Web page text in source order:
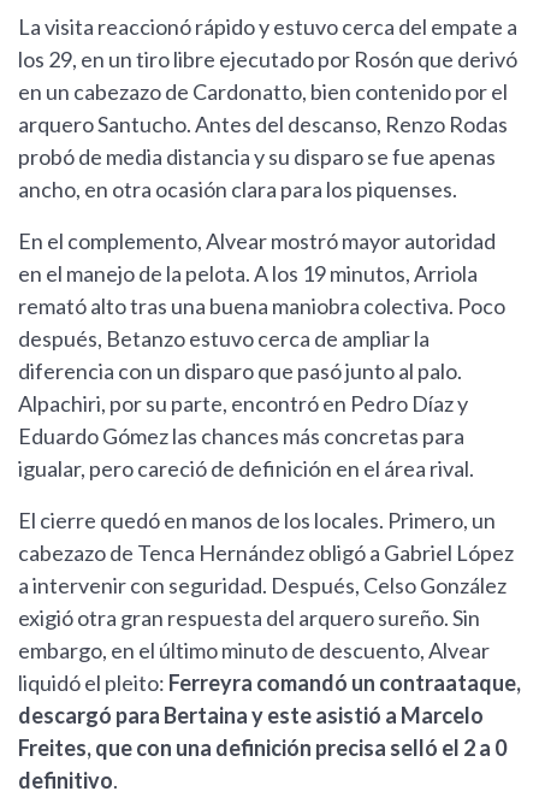
La visita reaccionó rápido y estuvo cerca del empate a
los 29, en un tiro libre ejecutado por Rosón que derivó
en un cabezazo de Cardonatto, bien contenido por el
arquero Santucho. Antes del descanso, Renzo Rodas
probó de media distancia y su disparo se fue apenas
ancho, en otra ocasión clara para los piquenses.
En el complemento, Alvear mostró mayor autoridad
en el manejo de la pelota. A los 19 minutos, Arriola
remató alto tras una buena maniobra colectiva. Poco
después, Betanzo estuvo cerca de ampliar la
diferencia con un disparo que pasó junto al palo.
Alpachiri, por su parte, encontró en Pedro Díaz y
Eduardo Gómez las chances más concretas para
igualar, pero careció de definición en el área rival.
El cierre quedó en manos de los locales. Primero, un
cabezazo de Tenca Hernández obligó a Gabriel López
a intervenir con seguridad. Después, Celso González
exigió otra gran respuesta del arquero sureño. Sin
embargo, en el último minuto de descuento, Alvear
liquidó el pleito: Ferreyra comandó un contraataque,
descargó para Bertaina y este asistió a Marcelo
Freites, que con una definición precisa selló el 2 a 0
definitivo.